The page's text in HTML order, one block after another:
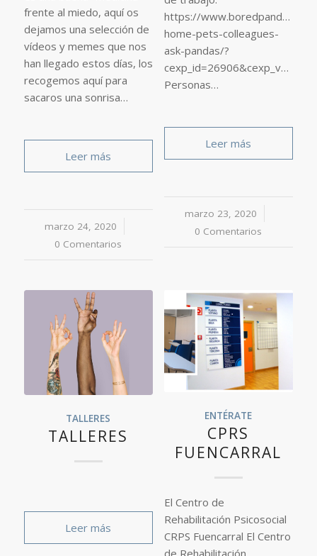
frente al miedo, aquí os
dejamos una selección de
vídeos y memes que nos
han llegado estos días, los
recogemos aquí para
sacaros una sonrisa…
Leer más
marzo 24, 2020
/
0 Comentarios
https://
home-pets-colleagues-
ask-pandas/?
Personas…
Leer más
marzo 23, 2020
/
0 Comentarios
TALLERES
TALLERES
Leer más
ENTÉRATE
CPRS
FUENCARRAL
El Centro de
Rehabilitación Psicosocial
CRPS Fuencarral El Centro
de Rehabilitación